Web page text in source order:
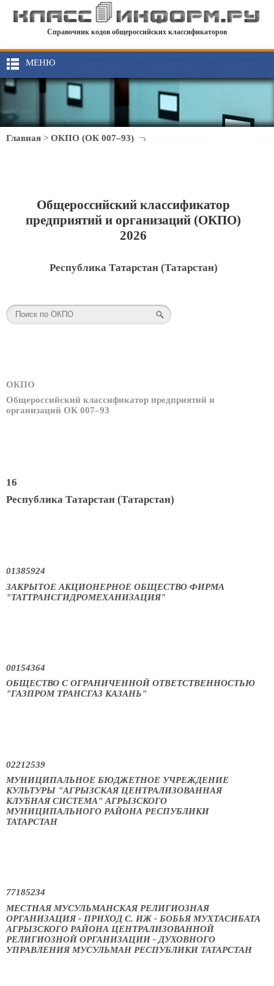
Справочник кодов общероссийских классификаторов
МЕНЮ
Главная > ОКПО (ОК 007–93)
Общероссийский классификатор
предприятий и организаций (ОКПО)
2026
Республика Татарстан (Татарстан)
ОКПО
Общероссийский классификатор предприятий и
организаций ОК 007–93
16
Республика Татарстан (Татарстан)
01385924
ЗАКРЫТОЕ АКЦИОНЕРНОЕ ОБЩЕСТВО ФИРМА
"ТАТТРАНСГИДРОМЕХАНИЗАЦИЯ"
00154364
ОБЩЕСТВО С ОГРАНИЧЕННОЙ ОТВЕТСТВЕННОСТЬЮ
"ГАЗПРОМ ТРАНСГАЗ КАЗАНЬ"
02212539
МУНИЦИПАЛЬНОЕ БЮДЖЕТНОЕ УЧРЕЖДЕНИЕ
КУЛЬТУРЫ "АГРЫЗСКАЯ ЦЕНТРАЛИЗОВАННАЯ
КЛУБНАЯ СИСТЕМА" АГРЫЗСКОГО
МУНИЦИПАЛЬНОГО РАЙОНА РЕСПУБЛИКИ
ТАТАРСТАН
77185234
МЕСТНАЯ МУСУЛЬМАНСКАЯ РЕЛИГИОЗНАЯ
ОРГАНИЗАЦИЯ - ПРИХОД С. ИЖ - БОБЬЯ МУХТАСИБАТА
АГРЫЗСКОГО РАЙОНА ЦЕНТРАЛИЗОВАННОЙ
РЕЛИГИОЗНОЙ ОРГАНИЗАЦИИ - ДУХОВНОГО
УПРАВЛЕНИЯ МУСУЛЬМАН РЕСПУБЛИКИ ТАТАРСТАН